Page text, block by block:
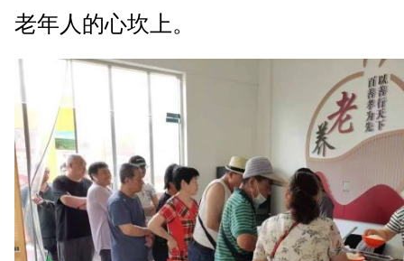
老年人的心坎上。